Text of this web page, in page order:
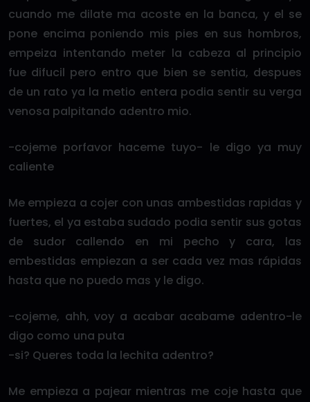
cuando me dilate ma acoste en la banca, y el se
pone encima poniendo mis pies en sus hombros,
empeiza intentando meter la cabeza al principio
fue difucil pero entro que bien se sentia, despues
de un rato ya la metio entera podia sentir su verga
venosa palpitando adentro mio.
-cojeme porfavor haceme tuyo- le digo ya muy
caliente
Me empieza a cojer con unas ambestidas rapidas y
fuertes, el ya estaba sudado podia sentir sus gotas
de sudor callendo en mi pecho y cara, las
embestidas empiezan a ser cada vez mas rápidas
hasta que no puedo mas y le digo.
-cojeme, ahh, voy a acabar acabame adentro-le
digo como una puta
-si? Queres toda la lechita adentro?
Me empieza a pajear mientras me coje hasta que